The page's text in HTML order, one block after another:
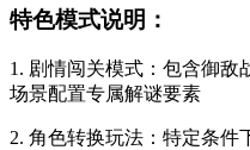
特色模式说明：
1. 剧情闯关模式：包含御敌
场景配置专属解谜要素
2. 角色转换玩法：特定条件